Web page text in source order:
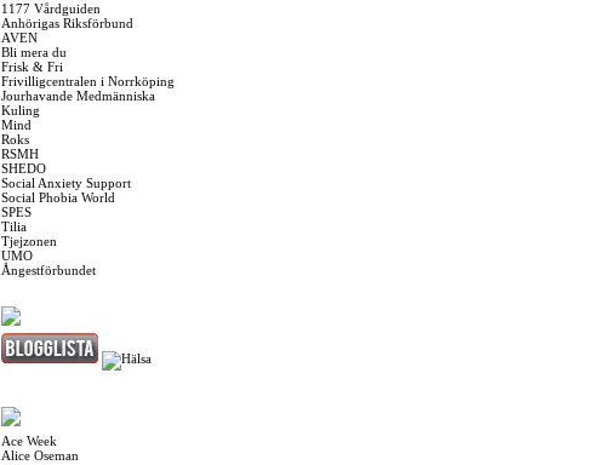
1177 Vårdguiden
Anhörigas Riksförbund
AVEN
Bli mera du
Frisk & Fri
Frivilligcentralen i Norrköping
Jourhavande Medmänniska
Kuling
Mind
Roks
RSMH
SHEDO
Social Anxiety Support
Social Phobia World
SPES
Tilia
Tjejzonen
UMO
Ångestförbundet
Ace Week
Alice Oseman